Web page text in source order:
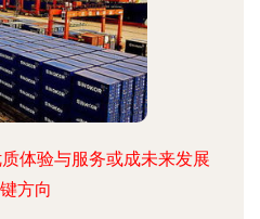
体验与服务或成未来发展
方向